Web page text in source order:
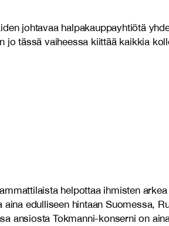
johtavaa halpakauppayhtiötä
tässä vaiheessa kiittää kaikkia
helpottaa ihmisten
edulliseen hintaan Suomessa,
Tokmanni-konserni on